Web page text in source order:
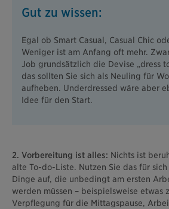
Gut zu wissen:
Egal ob Smart Casual, Casual Chic
Weniger ist am Anfang oft mehr.
Job grundsätzlich die Devise „dress
das sollten Sie sich als Neuling für
aufheben. Underdressed wäre aber
Idee für den Start.
2. Vorbereitung ist alles: Nichts ist
alte To-do-Liste. Nutzen Sie das für
Dinge auf, die unbedingt am ersten
werden müssen – beispielsweise etwas
Verpflegung für die Mittagspause,